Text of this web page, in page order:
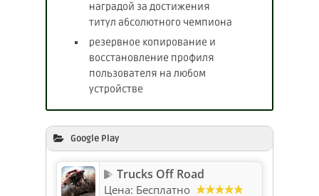
наградой за достижения
титул абсолютного чемпиона
резервное копирование и
восстановление профиля
пользователя на любом
устройстве
Google Play
Trucks Off Road
Цена: Бесплатно